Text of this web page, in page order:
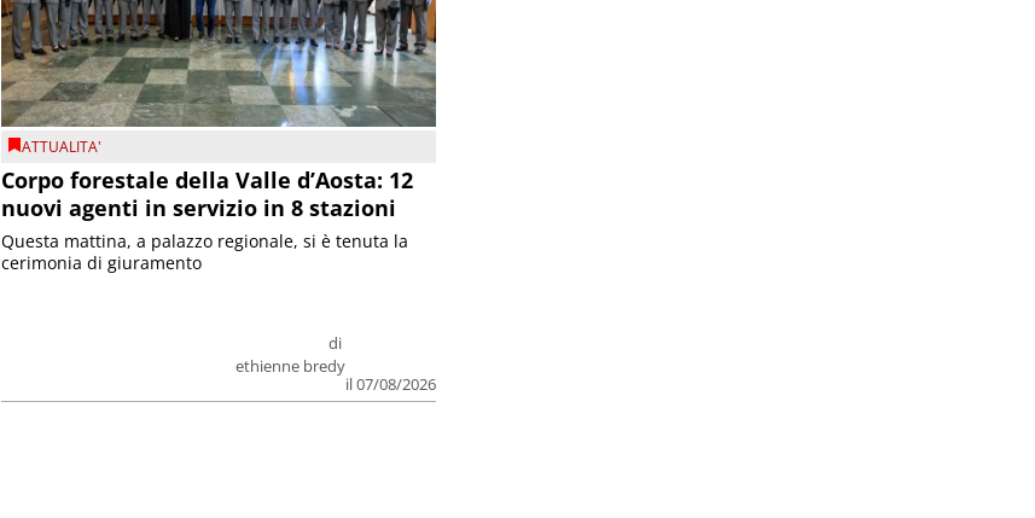
ATTUALITA'
Corpo forestale della Valle d’Aosta: 12
nuovi agenti in servizio in 8 stazioni
di
ethienne bredy
il 07/08/2026
Questa mattina, a palazzo regionale, si è tenuta la
cerimonia di giuramento